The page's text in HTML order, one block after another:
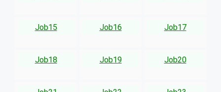
Job15 Job16 Job17
Job18 Job19 Job20